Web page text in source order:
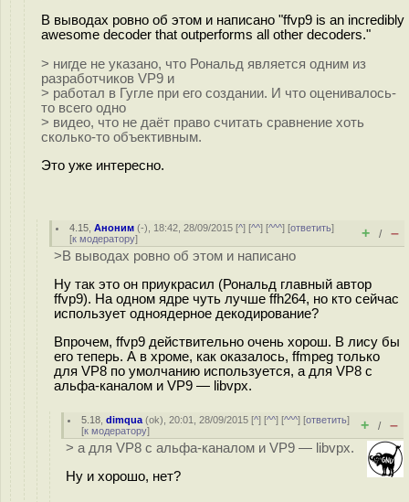
В выводах ровно об этом и написано "ffvp9 is an incredibly
awesome decoder that outperforms all other decoders."
> нигде не указано, что Рональд является одним из
разработчиков VP9 и
> работал в Гугле при его создании. И что оценивалось-
то всего одно
> видео, что не даёт право считать сравнение хоть
сколько-то объективным.
Это уже интересно.
4.15 ,Аноним (-), 18:42, 28/09/2015 [^] [^^] [^^^] [ответить]
[к модератору] + / –
>В выводах ровно об этом и написано
Ну так это он приукрасил (Рональд главный автор
ffvp9). На одном ядре чуть лучше ffh264, но кто сейчас
использует одноядерное декодирование?
Впрочем, ffvp9 действительно очень хорош. В лису бы
его теперь. А в хроме, как оказалось, ffmpeg только
для VP8 по умолчанию используется, а для VP8 с
альфа-каналом и VP9 — libvpx.
5.18 ,dimqua (ok), 20:01, 28/09/2015 [^] [^^] [^^^] [ответить]
[к модератору] + / –
> а для VP8 с альфа-каналом и VP9 — libvpx.
Ну и хорошо, нет?